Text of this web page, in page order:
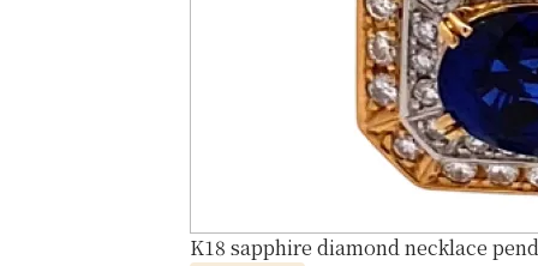
K18 sapphire diamond necklace